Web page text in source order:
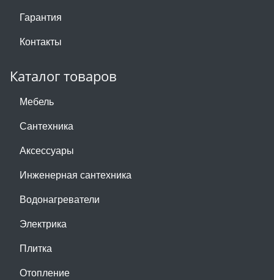
Гарантия
Контакты
Каталог товаров
Мебель
Сантехника
Аксессуары
Инженерная сантехника
Водонагреватели
Электрика
Плитка
Отопление